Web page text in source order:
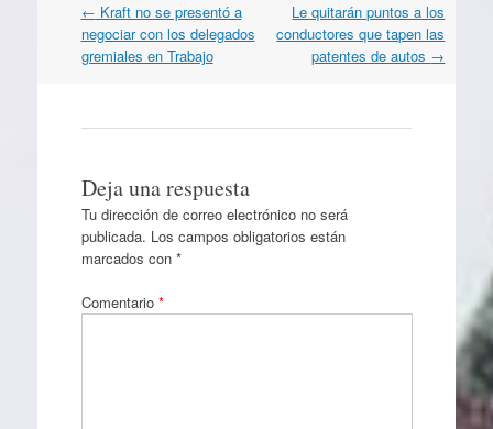
Navegación
por
artículos
← Kraft no se presentó a
negociar con los delegados
gremiales en Trabajo
Le quitarán puntos a los
conductores que tapen las
patentes de autos →
Deja una respuesta
Tu dirección de correo electrónico no será
publicada. Los campos obligatorios están
marcados con *
Comentario *